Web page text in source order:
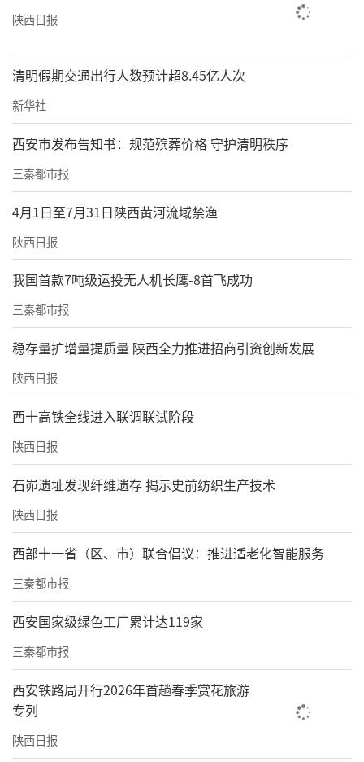
陕西日报
清明假期交通出行人数预计超8.45亿人次
新华社
西安市发布告知书：规范殡葬价格 守护清明秩序
三秦都市报
4月1日至7月31日陕西黄河流域禁渔
陕西日报
我国首款7吨级运投无人机长鹰-8首飞成功
三秦都市报
稳存量扩增量提质量 陕西全力推进招商引资创新发展
陕西日报
西十高铁全线进入联调联试阶段
陕西日报
石峁遗址发现纤维遗存 揭示史前纺织生产技术
陕西日报
西部十一省（区、市）联合倡议：推进适老化智能服务
三秦都市报
西安国家级绿色工厂累计达119家
三秦都市报
西安铁路局开行2026年首趟春季赏花旅游
专列
陕西日报